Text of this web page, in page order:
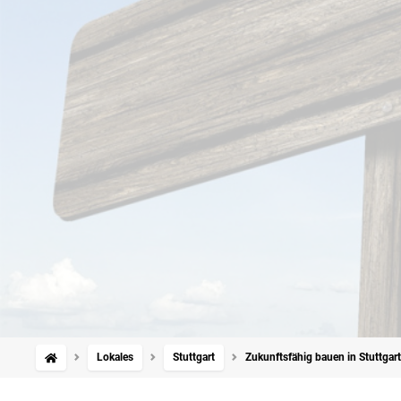
Lokales Stuttgart Zukunftsfähig bauen in